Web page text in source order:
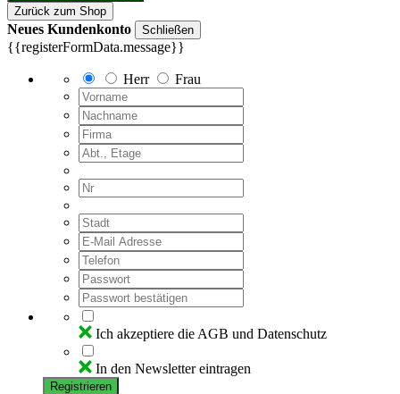
Zurück zum Shop
Neues Kundenkonto Schließen
{{registerFormData.message}}
Herr Frau
Ich akzeptiere die AGB und Datenschutz
In den Newsletter eintragen
Registrieren